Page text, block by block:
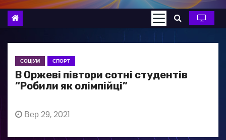
СОЦІУМ СПОРТ
В Оржеві півтори сотні студентів
“Робили як олімпійці”
Вер 29, 2021